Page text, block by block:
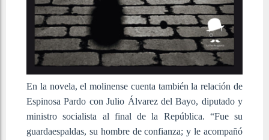
En la novela, el molinense cuenta también la relación de
Espinosa Pardo con Julio Álvarez del Bayo, diputado y
ministro socialista al final de la República. “Fue su
guardaespaldas, su hombre de confianza; y le acompañó